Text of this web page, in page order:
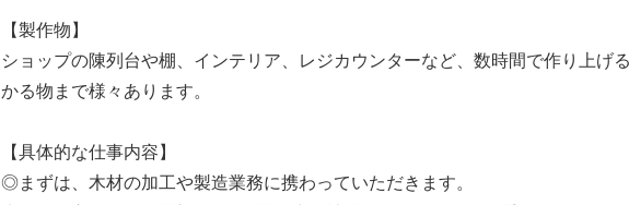
【製作物】
ショップの陳列台や棚、インテリア、レジカウンターなど、数時間で作り上げ
かる物まで様々あります。
【具体的な仕事内容】
◎まずは、木材の加工や製造業務に携わっていただきます。